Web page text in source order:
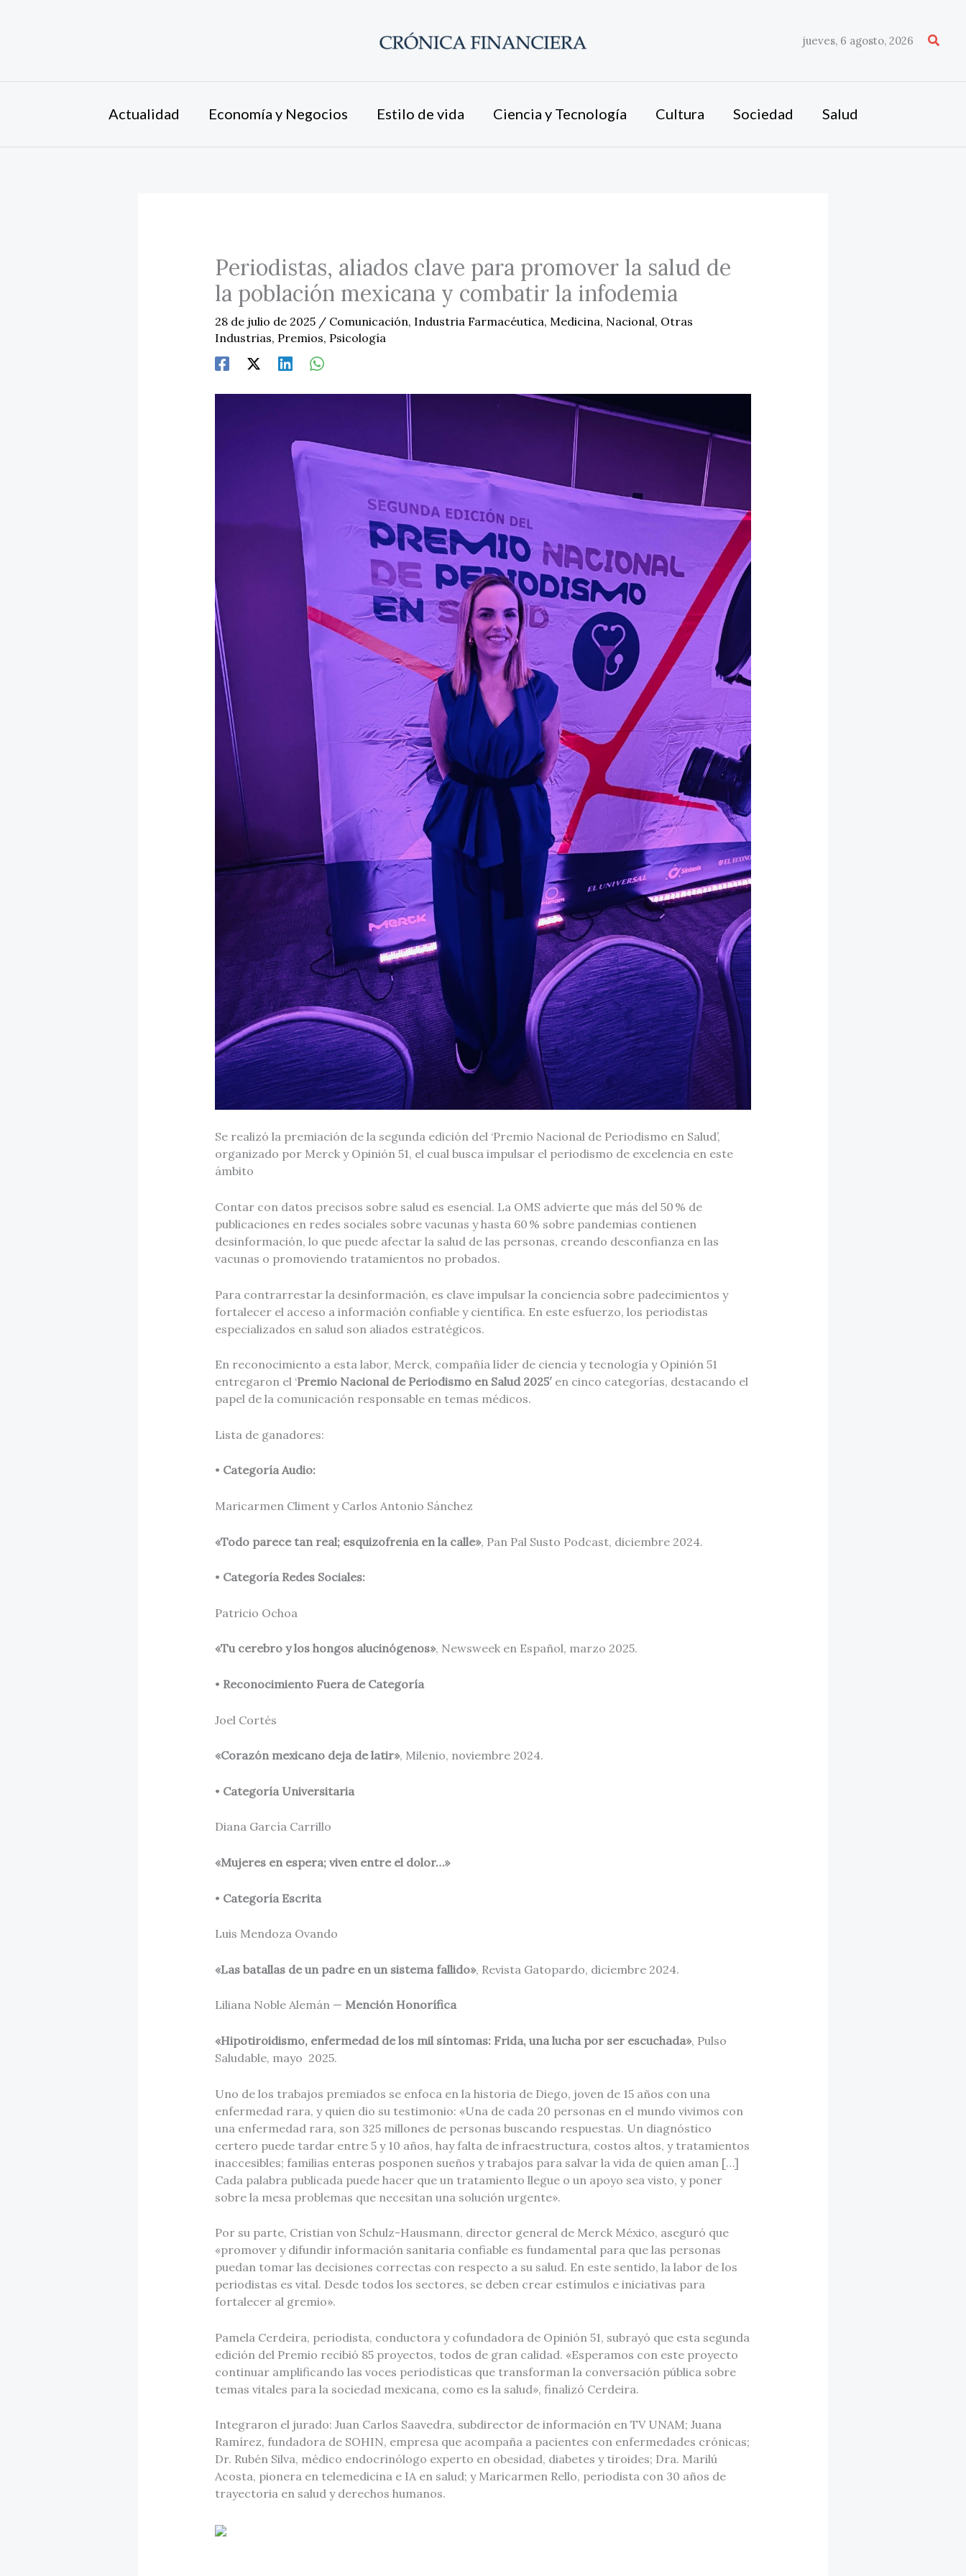
jueves, 6 agosto, 2026
Actualidad Economía y Negocios Estilo de vida Ciencia y Tecnología Cultura Sociedad Salud
Periodistas, aliados clave para promover la salud de
la población mexicana y combatir la infodemia
28 de julio de 2025 / Comunicación, Industria Farmacéutica, Medicina, Nacional, Otras
Industrias, Premios, Psicología
Se realizó la premiación de la segunda edición del ‘Premio Nacional de Periodismo en Salud’,
organizado por Merck y Opinión 51, el cual busca impulsar el periodismo de excelencia en este
ámbito
Contar con datos precisos sobre salud es esencial. La OMS advierte que más del 50 % de
publicaciones en redes sociales sobre vacunas y hasta 60 % sobre pandemias contienen
desinformación, lo que puede afectar la salud de las personas, creando desconfianza en las
vacunas o promoviendo tratamientos no probados.
Para contrarrestar la desinformación, es clave impulsar la conciencia sobre padecimientos y
fortalecer el acceso a información confiable y científica. En este esfuerzo, los periodistas
especializados en salud son aliados estratégicos.
En reconocimiento a esta labor, Merck, compañía líder de ciencia y tecnología y Opinión 51
entregaron el ‘Premio Nacional de Periodismo en Salud 2025′en cinco categorías, destacando el
papel de la comunicación responsable en temas médicos.
Lista de ganadores:
• Categoría Audio:
Maricarmen Climent y Carlos Antonio Sánchez
«Todo parece tan real; esquizofrenia en la calle», Pan Pal Susto Podcast, diciembre 2024.
• Categoría Redes Sociales:
Patricio Ochoa
«Tu cerebro y los hongos alucinógenos», Newsweek en Español, marzo 2025.
• Reconocimiento Fuera de Categoría
Joel Cortés
«Corazón mexicano deja de latir», Milenio, noviembre 2024.
• Categoría Universitaria
Diana García Carrillo
«Mujeres en espera; viven entre el dolor…»
• Categoría Escrita
Luis Mendoza Ovando
«Las batallas de un padre en un sistema fallido», Revista Gatopardo, diciembre 2024.
Liliana Noble Alemán — Mención Honorífica
«Hipotiroidismo, enfermedad de los mil síntomas: Frida, una lucha por ser escuchada», Pulso
Saludable, mayo 2025.
Uno de los trabajos premiados se enfoca en la historia de Diego, joven de 15 años con una
enfermedad rara, y quien dio su testimonio: «Una de cada 20 personas en el mundo vivimos con
una enfermedad rara, son 325 millones de personas buscando respuestas. Un diagnóstico
certero puede tardar entre 5 y 10 años, hay falta de infraestructura, costos altos, y tratamientos
inaccesibles; familias enteras posponen sueños y trabajos para salvar la vida de quien aman […]
Cada palabra publicada puede hacer que un tratamiento llegue o un apoyo sea visto, y poner
sobre la mesa problemas que necesitan una solución urgente».
Por su parte, Cristian von Schulz-Hausmann, director general de Merck México, aseguró que
«promover y difundir información sanitaria confiable es fundamental para que las personas
puedan tomar las decisiones correctas con respecto a su salud. En este sentido, la labor de los
periodistas es vital. Desde todos los sectores, se deben crear estímulos e iniciativas para
fortalecer al gremio».
Pamela Cerdeira, periodista, conductora y cofundadora de Opinión 51, subrayó que esta segunda
edición del Premio recibió 85 proyectos, todos de gran calidad. «Esperamos con este proyecto
continuar amplificando las voces periodísticas que transforman la conversación pública sobre
temas vitales para la sociedad mexicana, como es la salud», finalizó Cerdeira.
Integraron el jurado: Juan Carlos Saavedra, subdirector de información en TV UNAM; Juana
Ramírez, fundadora de SOHIN, empresa que acompaña a pacientes con enfermedades crónicas;
Dr. Rubén Silva, médico endocrinólogo experto en obesidad, diabetes y tiroides; Dra. Marilú
Acosta, pionera en telemedicina e IA en salud; y Maricarmen Rello, periodista con 30 años de
trayectoria en salud y derechos humanos.